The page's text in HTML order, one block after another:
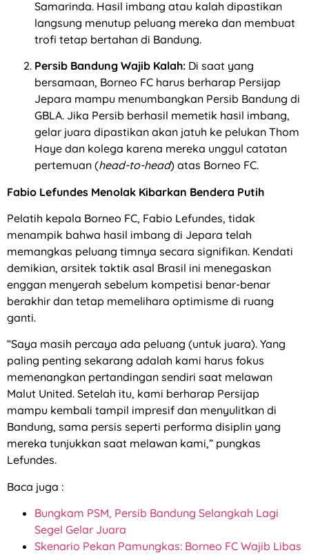
Samarinda. Hasil imbang atau kalah dipastikan
langsung menutup peluang mereka dan membuat
trofi tetap bertahan di Bandung.
Persib Bandung Wajib Kalah: Di saat yang
bersamaan, Borneo FC harus berharap Persijap
Jepara mampu menumbangkan Persib Bandung di
GBLA. Jika Persib berhasil memetik hasil imbang,
gelar juara dipastikan akan jatuh ke pelukan Thom
Haye dan kolega karena mereka unggul catatan
pertemuan (head-to-head) atas Borneo FC.
Fabio Lefundes Menolak Kibarkan Bendera Putih
Pelatih kepala Borneo FC, Fabio Lefundes, tidak
menampik bahwa hasil imbang di Jepara telah
memangkas peluang timnya secara signifikan. Kendati
demikian, arsitek taktik asal Brasil ini menegaskan
enggan menyerah sebelum kompetisi benar-benar
berakhir dan tetap memelihara optimisme di ruang
ganti.
“Saya masih percaya ada peluang (untuk juara). Yang
paling penting sekarang adalah kami harus fokus
memenangkan pertandingan sendiri saat melawan
Malut United. Setelah itu, kami berharap Persijap
mampu kembali tampil impresif dan menyulitkan di
Bandung, sama persis seperti performa disiplin yang
mereka tunjukkan saat melawan kami,” pungkas
Lefundes.
Baca juga :
Bungkam PSM, Persib Bandung Selangkah Lagi
Segel Gelar Juara
Skenario Pekan Pamungkas: Borneo FC Wajib Libas